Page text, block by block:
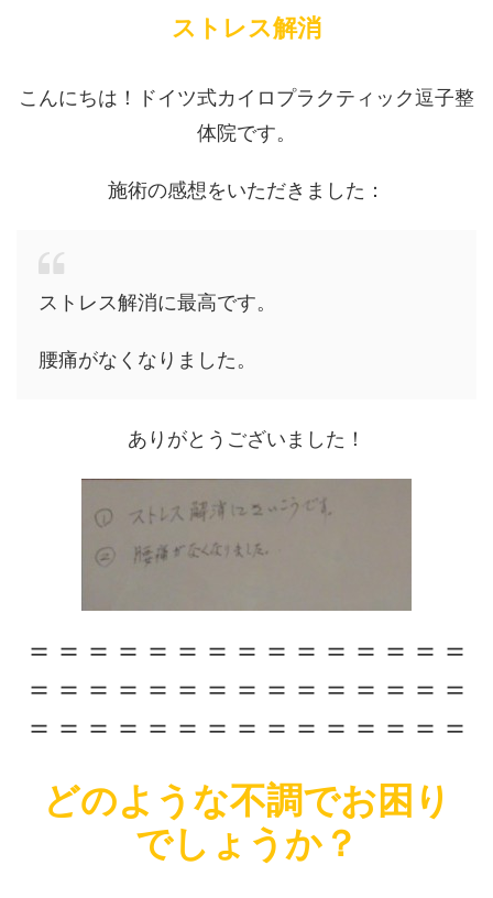
ストレス解消
こんにちは！ドイツ式カイロプラクティック逗子整
体院です。
施術の感想をいただきました：
ストレス解消に最高です。
腰痛がなくなりました。
ありがとうございました！
＝＝＝＝＝＝＝＝＝＝＝＝＝＝＝
＝＝＝＝＝＝＝＝＝＝＝＝＝＝＝
＝＝＝＝＝＝＝＝＝＝＝＝＝＝＝
どのような不調でお困り
でしょうか？